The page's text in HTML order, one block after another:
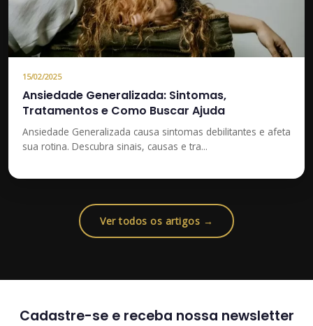
15/02/2025
Ansiedade Generalizada: Sintomas,
Tratamentos e Como Buscar Ajuda
Ansiedade Generalizada causa sintomas debilitantes e afeta
sua rotina. Descubra sinais, causas e tra...
Ver todos os artigos →
Cadastre-se e receba nossa newsletter